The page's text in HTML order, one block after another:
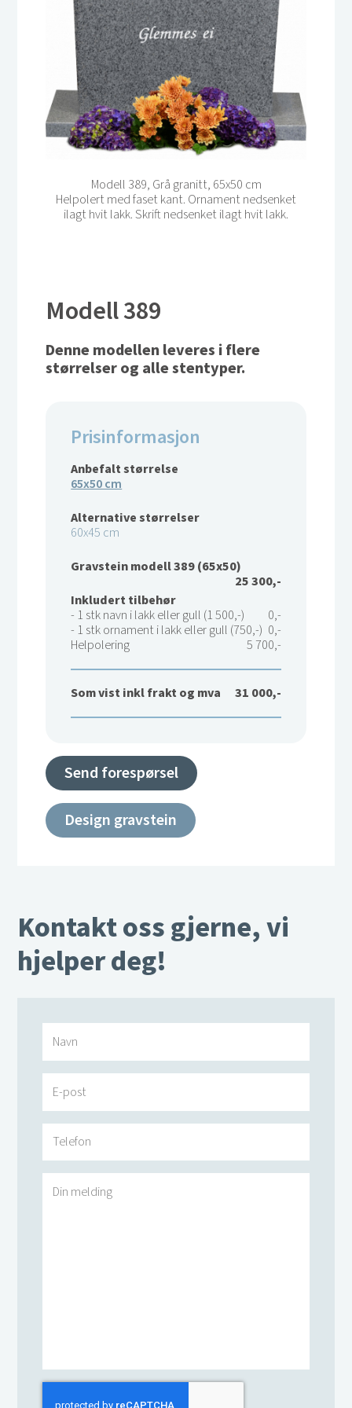
Modell 389, Grå granitt, 65x50 cm
Helpolert med faset kant. Ornament nedsenket
ilagt hvit lakk. Skrift nedsenket ilagt hvit lakk.
Modell 389
Denne modellen leveres i flere
størrelser og alle stentyper.
Prisinformasjon
Anbefalt størrelse
65x50 cm
Alternative størrelser
60x45 cm
Gravstein modell 389 (65x50)
25 300,-
Inkludert tilbehør
- 1 stk navn i lakk eller gull (1 500,-)
0,-
- 1 stk ornament i lakk eller gull (750,-) 0,-
Helpolering
5 700,-
Som vist inkl frakt og mva 31 000,-
Send forespørsel
Design gravstein
Kontakt oss gjerne, vi
hjelper deg!